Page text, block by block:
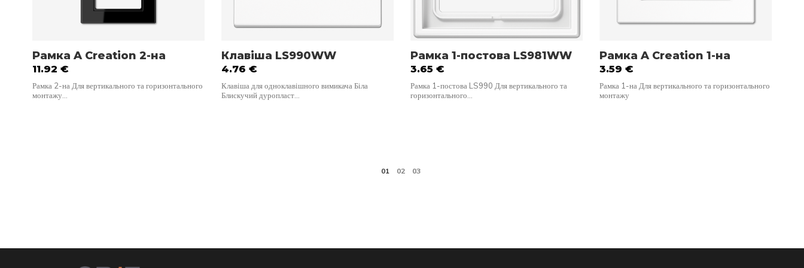
Рамка A Creation 2-на
11.92 €
Рамка 2-на Для вертикального та горизонтального
монтажу…
Клавіша LS990WW
4.76 €
Клавіша для одноклавішного вимикача Біла
Блискучий дуропласт…
Рамка 1-постова LS981WW
3.65 €
Рамка 1-постова LS990 Для вертикального та
горизонтального…
Рамка A Creation 1-на
3.59€
Рамка 1-на Для вертикального та горизонтального
монтажу